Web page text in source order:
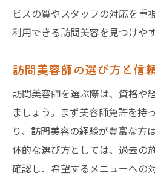
ビスの質やスタッフの対応を重
利用できる訪問美容を見つけや
訪問美容師の選び方と信
訪問美容師を選ぶ際は、資格や
ましょう。まず美容師免許を持
り、訪問美容の経験が豊富な方
体的な選び方としては、過去の
確認し、希望するメニューへの